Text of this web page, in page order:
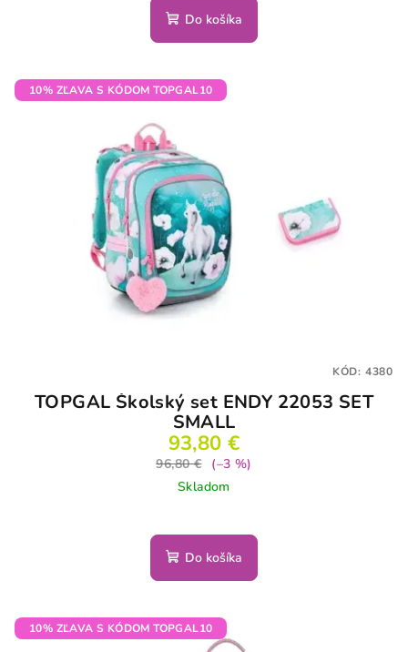
Do košíka
10% ZĽAVA S KÓDOM TOPGAL10
TOPGAL Školský set ENDY 22053 SET
SMALL
93,80 €
96,80 €
(–3 %)
Skladom
Do košíka
KÓD: 4380
10% ZĽAVA S KÓDOM TOPGAL10